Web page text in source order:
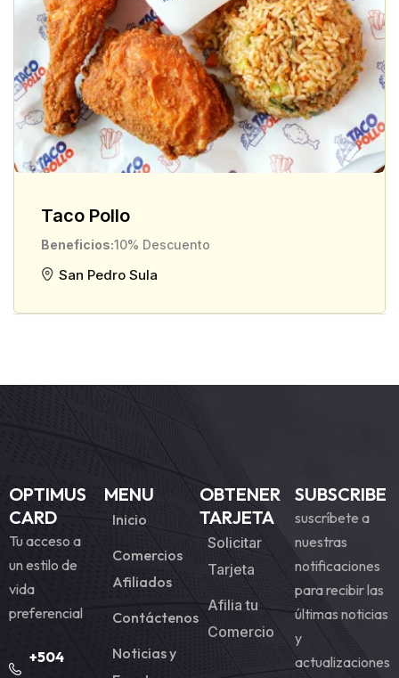
Taco Pollo
Beneficios 10% Descuento
San Pedro Sula
OPTIMUS
CARD
Tu acceso a
un estilo de
vida
preferencial
+504
MENU
Inicio
Comercios
Afiliados
Contáctenos
Noticias y
OBTENER
TARJETA
Solicitar
Tarjeta
Afilia tu
Comercio
SUBSCRIBE
suscríbete a
nuestras
notificaciones
para recibir las
últimas noticias
y
actualizaciones